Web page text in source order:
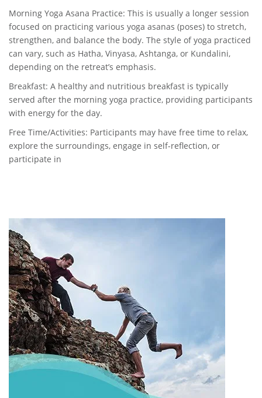
Morning Yoga Asana Practice: This is usually a longer session
focused on practicing various yoga asanas (poses) to stretch,
strengthen, and balance the body. The style of yoga practiced
can vary, such as Hatha, Vinyasa, Ashtanga, or Kundalini,
depending on the retreat’s emphasis.
Breakfast: A healthy and nutritious breakfast is typically
served after the morning yoga practice, providing participants
with energy for the day.
Free Time/Activities: Participants may have free time to relax,
explore the surroundings, engage in self-reflection, or
participate in